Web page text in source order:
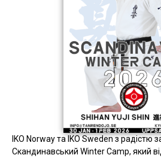
IKO Norway та IKO Sweden з радістю
Скандинавський Winter Camp, який